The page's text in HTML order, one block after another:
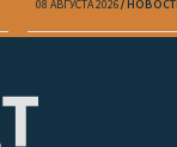
для Беларуси
08 АВГУСТА 2026